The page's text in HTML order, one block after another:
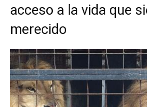
acceso a la vida que
merecido